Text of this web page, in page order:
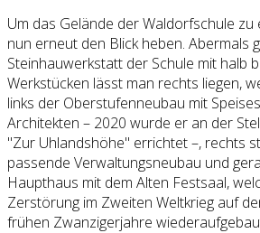
Um das Gelände der Waldorfschule zu
nun erneut den Blick heben. Abermals
Steinhauwerkstatt der Schule mit halb
Werkstücken lässt man rechts liegen,
links der Oberstufenneubau mit
Architekten – 2020 wurde er an der
"Zur Uhlandshöhe" errichtet –, rechts
passende Verwaltungsneubau und
Haupthaus mit dem Alten Festsaal,
Zerstörung im Zweiten Weltkrieg auf
frühen Zwanzigerjahre